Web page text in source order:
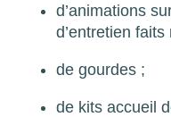
d’animations
d’entretien faits
de gourdes ;
de kits accueil